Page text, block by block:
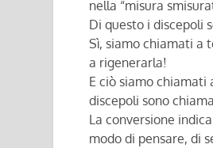
nella “misura
Di questo i discepoli
Sì, siamo chiamati a
a rigenerarla!
E ciò siamo
discepoli sono
La conversione
modo di pensare, di